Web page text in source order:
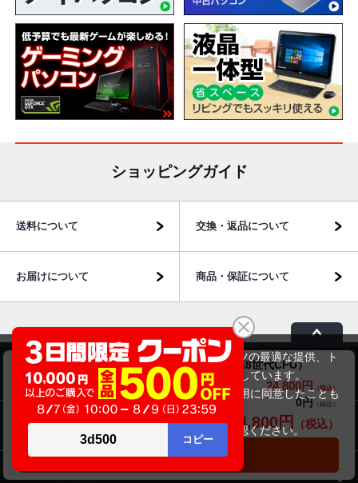
Dynabook（旧東芝）dynabook D83/M（第8世代CPU）
商品価格(税込) 24,800円
オプション小計価格(税込)
0円
商品合計価格(税込)
24,800円
カートに入れる
ショッピングガイド
送料について 交換・返品について
お届けについて 商品・保証について
商品のご案内
パソコン市場について
パソコン販売以外のサービス
当サイトでは利用体験の向上およびコンテンツの最適な提供、ト
ラフィックの分析を目的としてCookieを使用しています。
サイトの閲覧を継続された場合、Cookieの利用に同意したことも
のといたします。
をご確認ください。
承諾する